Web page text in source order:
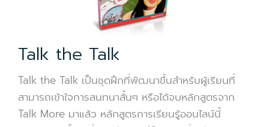
Talk the Talk
Talk the Talk เป็นชุดฝึกที่พัฒนาขึ้นสำหรับผู้เรียนที่
สามารถเข้าใจการสนทนาสั้นๆ หรือได้จบหลักสูตรจาก
Talk More มาแล้ว หลักสูตรการเรียนรู้ออนไลน์นี้